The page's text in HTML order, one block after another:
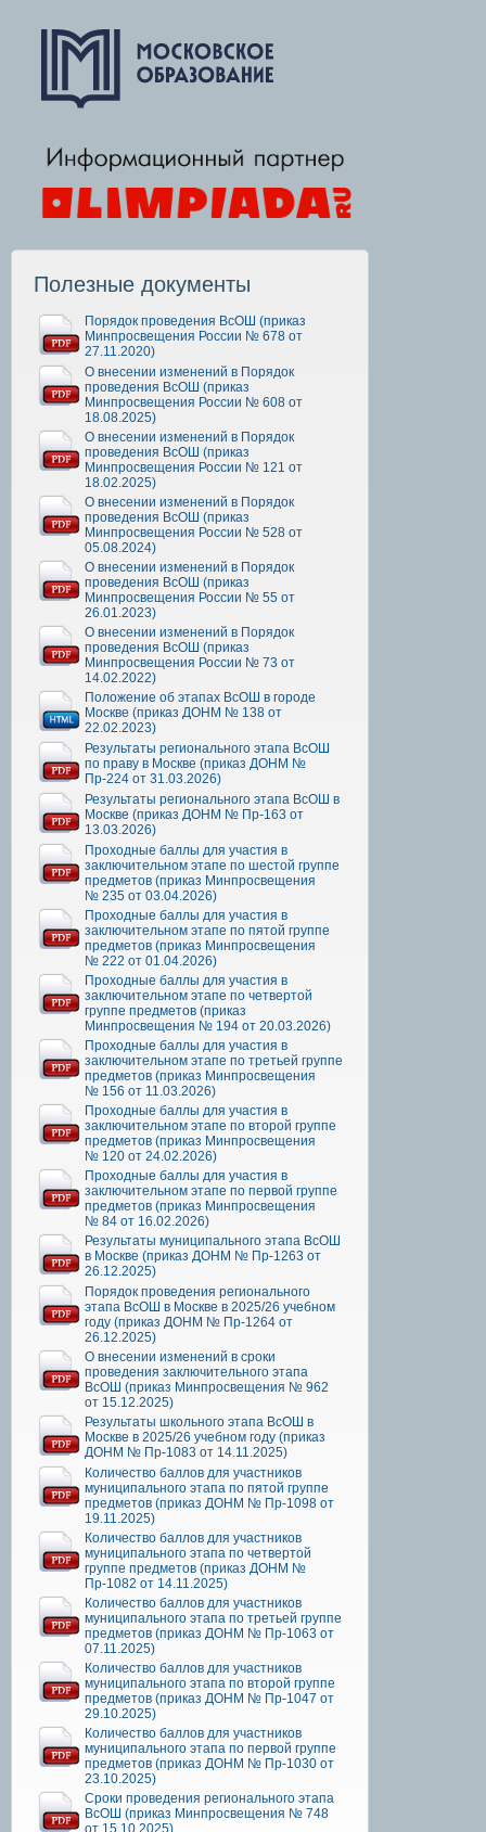
Полезные документы
Порядок проведения ВсОШ (приказ
Минпросвещения России № 678 от
27.11.2020)
О внесении изменений в Порядок
проведения ВсОШ (приказ
Минпросвещения России № 608 от
18.08.2025)
О внесении изменений в Порядок
проведения ВсОШ (приказ
Минпросвещения России № 121 от
18.02.2025)
О внесении изменений в Порядок
проведения ВсОШ (приказ
Минпросвещения России № 528 от
05.08.2024)
О внесении изменений в Порядок
проведения ВсОШ (приказ
Минпросвещения России № 55 от
26.01.2023)
О внесении изменений в Порядок
проведения ВсОШ (приказ
Минпросвещения России № 73 от
14.02.2022)
Положение об этапах ВсОШ в городе
Москве (приказ ДОНМ № 138 от
22.02.2023)
Результаты регионального этапа ВсОШ
по праву в Москве (приказ ДОНМ №
Пр-224 от 31.03.2026)
Результаты регионального этапа ВсОШ в
Москве (приказ ДОНМ № Пр-163 от
13.03.2026)
Проходные баллы для участия в
заключительном этапе по шестой группе
предметов (приказ Минпросвещения
№ 235 от 03.04.2026)
Проходные баллы для участия в
заключительном этапе по пятой группе
предметов (приказ Минпросвещения
№ 222 от 01.04.2026)
Проходные баллы для участия в
заключительном этапе по четвертой
группе предметов (приказ
Минпросвещения № 194 от 20.03.2026)
Проходные баллы для участия в
заключительном этапе по третьей группе
предметов (приказ Минпросвещения
№ 156 от 11.03.2026)
Проходные баллы для участия в
заключительном этапе по второй группе
предметов (приказ Минпросвещения
№ 120 от 24.02.2026)
Проходные баллы для участия в
заключительном этапе по первой группе
предметов (приказ Минпросвещения
№ 84 от 16.02.2026)
Результаты муниципального этапа ВсОШ
в Москве (приказ ДОНМ № Пр-1263 от
26.12.2025)
Порядок проведения регионального
этапа ВсОШ в Москве в 2025/26 учебном
году (приказ ДОНМ № Пр-1264 от
26.12.2025)
О внесении изменений в сроки
проведения заключительного этапа
ВсОШ (приказ Минпросвещения № 962
от 15.12.2025)
Результаты школьного этапа ВсОШ в
Москве в 2025/26 учебном году (приказ
ДОНМ № Пр-1083 от 14.11.2025)
Количество баллов для участников
муниципального этапа по пятой группе
предметов (приказ ДОНМ № Пр-1098 от
19.11.2025)
Количество баллов для участников
муниципального этапа по четвертой
группе предметов (приказ ДОНМ №
Пр-1082 от 14.11.2025)
Количество баллов для участников
муниципального этапа по третьей группе
предметов (приказ ДОНМ № Пр-1063 от
07.11.2025)
Количество баллов для участников
муниципального этапа по второй группе
предметов (приказ ДОНМ № Пр-1047 от
29.10.2025)
Количество баллов для участников
муниципального этапа по первой группе
предметов (приказ ДОНМ № Пр-1030 от
23.10.2025)
Сроки проведения регионального этапа
ВсОШ (приказ Минпросвещения № 748
от 15.10.2025)